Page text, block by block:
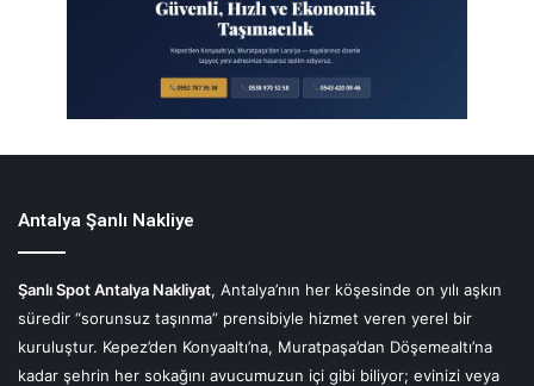
Antalya Şanlı Nakliye
Şanlı Spot Antalya Nakliyat, Antalya’nın her köşesinde on yılı aşkın
süredir “sorunsuz taşınma” prensibiyle hizmet veren yerel bir
kuruluştur. Kepez’den Konyaaltı’na, Muratpaşa’dan Döşemealtı’na
kadar şehrin her sokağını avucumuzun içi gibi biliyor; evinizi veya